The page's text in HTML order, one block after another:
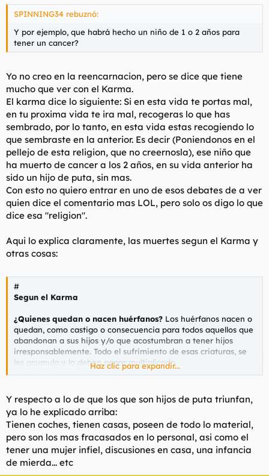
SPINNING34 rebuznó:
Y por ejemplo, que habrá hecho un niño de 1 o 2 años para
tener un cancer?
Yo no creo en la reencarnacion, pero se dice que tiene
mucho que ver con el Karma.
El karma dice lo siguiente: Si en esta vida te portas mal,
en tu proxima vida te ira mal, recogeras lo que has
sembrado, por lo tanto, en esta vida estas recogiendo lo
que sembraste en la anterior. Es decir (Poniendonos en el
pellejo de esta religion, que no creernosla), ese niño que
ha muerto de cancer a los 2 años, en su vida anterior ha
sido un hijo de puta, sin mas.
Con esto no quiero entrar en uno de esos debates de a ver
quien dice el comentario mas LOL, pero solo os digo lo que
dice esa "religion".
Aqui lo explica claramente, las muertes segun el Karma y
otras cosas:
#
Segun el Karma
¿Quienes quedan o nacen huérfanos? Los huérfanos nacen o
quedan, como castigo o consecuencia para todos aquellos que
abandonan a sus hijos y/o que acostumbran a tener hijos
irresponsablemente. Todo el sufrimiento de esas criaturas, se
les acumula y lo deben pagar multiplicado.
#
incurable para la medicina oficial. La causa de esta
enfermedad es la fornicación. Fornicar es perder la energía
sexual y cuando en varias vidas se cumple un determinado
número de fornicaciones, la persona sufre el temible cáncer. La
posibilidad de cáncer aumenta cuando el ser humano consume
alimentos o animales alimentados con hormonas sintéticas que
estimula el crecimiento y también cuando la mujer usa
Haz clic para expandir...
Y respecto a lo de que los que son hijos de puta triunfan,
ya lo he explicado arriba:
Tienen coches, tienen casas, poseen de todo lo material,
pero son los mas fracasados en lo personal, asi como el
tener una mujer infiel, discusiones en casa, una infancia
de mierda... etc